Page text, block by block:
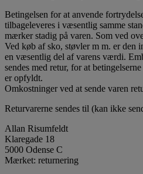
Betingelsen for at anvende
tilbageleveres i væsentlig samme
mærker stadig på varen. Som ved
Ved køb af sko, støvler m m. er den
en væsentlig del af varens værdi.
sendes med retur, for at
er opfyldt.
Omkostninger ved at sende varen
Returvarerne sendes til (kan ikke
Allan Risumfeldt
Klaregade 18
5000 Odense C
Mærket: returnering